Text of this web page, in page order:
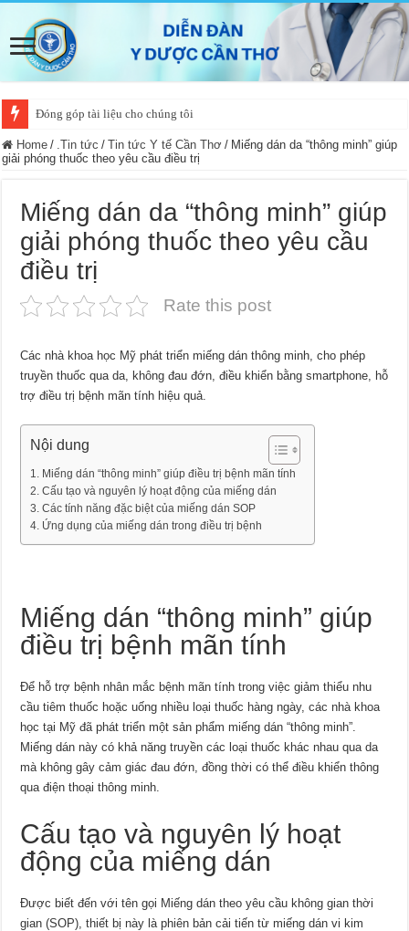
Đóng góp tài liệu cho chúng tôi
Home / .Tin tức / Tin tức Y tế Cần Thơ / Miếng dán da “thông minh” giúp
giải phóng thuốc theo yêu cầu điều trị
Miếng dán da “thông minh” giúp
giải phóng thuốc theo yêu cầu
điều trị
Rate this post
Các nhà khoa học Mỹ phát triển miếng dán thông minh, cho phép
truyền thuốc qua da, không đau đớn, điều khiển bằng smartphone, hỗ
trợ điều trị bệnh mãn tính hiệu quả.
Nội dung
Miếng dán “thông minh” giúp điều trị bệnh mãn tính
Cấu tạo và nguyên lý hoạt động của miếng dán
Các tính năng đặc biệt của miếng dán SOP
Ứng dụng của miếng dán trong điều trị bệnh
Miếng dán “thông minh” giúp
điều trị bệnh mãn tính
Để hỗ trợ bệnh nhân mắc bệnh mãn tính trong việc giảm thiểu nhu
cầu tiêm thuốc hoặc uống nhiều loại thuốc hàng ngày, các nhà khoa
học tại Mỹ đã phát triển một sản phẩm miếng dán “thông minh”.
Miếng dán này có khả năng truyền các loại thuốc khác nhau qua da
mà không gây cảm giác đau đớn, đồng thời có thể điều khiển thông
qua điện thoại thông minh.
Cấu tạo và nguyên lý hoạt
động của miếng dán
Được biết đến với tên gọi Miếng dán theo yêu cầu không gian thời
gian (SOP), thiết bị này là phiên bản cải tiến từ miếng dán vi kim